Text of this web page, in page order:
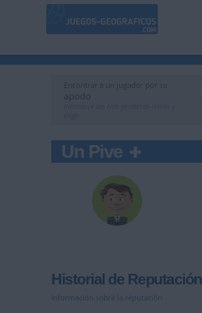
Encontrar a un jugador por su
apodo
Un Pive
Historial de Reputación
Información sobre la réputación